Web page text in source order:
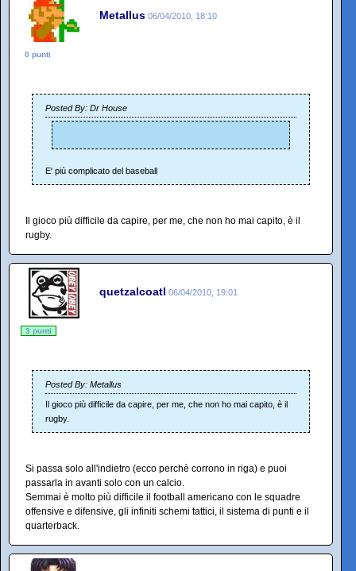
Metallus 06/04/2010, 18:10
0 punti
Posted By: Dr House
E' più complicato del baseball
Il gioco più difficile da capire, per me, che non ho mai capito, è il
rugby.
quetzalcoatl 06/04/2010, 19:01
3 punti
Posted By: Metallus
Il gioco più difficile da capire, per me, che non ho mai capito, è il
rugby.
Si passa solo all'indietro (ecco perchè corrono in riga) e puoi
passarla in avanti solo con un calcio.
Semmai è molto più difficile il football americano con le squadre
offensive e difensive, gli infiniti schemi tattici, il sistema di punti e il
quarterback.